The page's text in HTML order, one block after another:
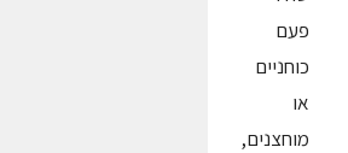
פעם
כוחניים
או
מוחצנים,